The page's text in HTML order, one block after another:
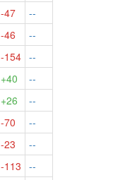
-47
--
-46
--
-154 --
+40
--
+26
--
-70
--
-23
--
-113 --